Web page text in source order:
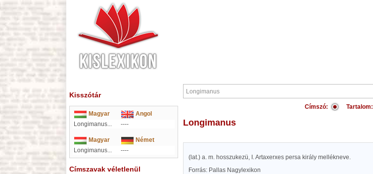
Kisszótár
Magyar
Angol
Longimanus...
----
Magyar
Német
Longimanus...
----
Címszavak véletlenül
Címszó: Tartalom:
Longimanus
(lat.) a. m. hosszukezü, I. Artaxerxes persa király mellékneve.
Forrás: Pallas Nagylexikon